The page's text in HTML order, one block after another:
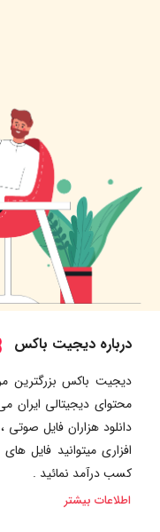
درباره دیجیت باکس
دیجیت باکس بزرگترین
محتوای دیجیتالی
دانلود هزاران فایل
افزاری میتوانید فایل
کسب درآمد نمائید .
اطلاعات بیشتر